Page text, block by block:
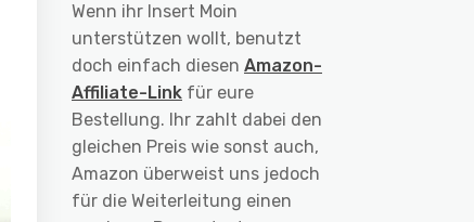
Wenn ihr Insert Moin
unterstützen wollt, benutzt
doch einfach diesen Amazon-
Affiliate-Link für eure
Bestellung. Ihr zahlt dabei den
gleichen Preis wie sonst auch,
Amazon überweist uns jedoch
für die Weiterleitung einen